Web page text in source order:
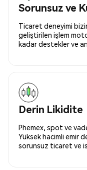
Sorunsuz ve
Ticaret deneyimi
geliştirilen işlem
kadar destekler ve
Derin Likidite
Phemex, spot ve
Yüksek hacimli emir
sorunsuz ticaret ve